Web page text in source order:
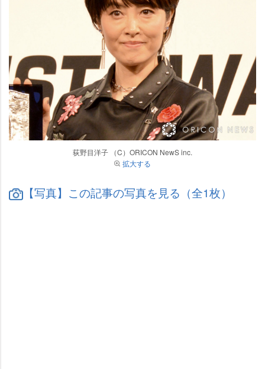
荻野目洋子 （C）ORICON NewS inc.
拡大する
【写真】この記事の写真を見る（全1枚）